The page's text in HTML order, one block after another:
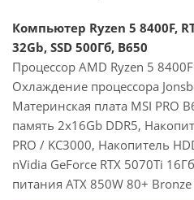
Компьютер Ryzen 5 8400F,
32Gb, SSD 500Гб, B650
Процессор AMD Ryzen 5
Охлаждение процессора
Материнская плата MSI PRO
память 2x16Gb DDR5,
PRO / KC3000, Накопитель
nVidia GeForce RTX 5070Ti
питания ATX 850W 80+ Bronze